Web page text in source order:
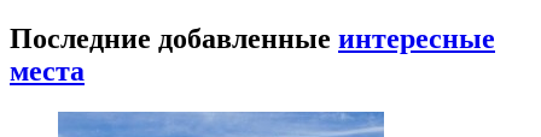
Последние добавленные интересные
места